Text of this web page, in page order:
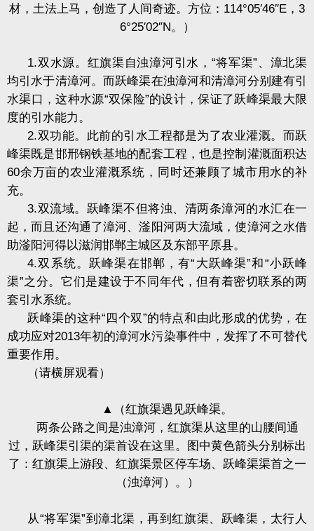
材，土法上马，创造了人间奇迹。方位： 114°05′46″E ， 3
6°25′02″N。）
1.双水源。红旗渠自浊漳河引水，“将军渠”、漳北渠
均引水于清漳河。而跃峰渠在浊漳河和清漳河分别建有引
水渠口，这种水源“双保险”的设计，保证了跃峰渠最大限
度的引水能力。
2.双功能。此前的引水工程都是为了农业灌溉。而跃
峰渠既是邯邢钢铁基地的配套工程，也是控制灌溉面积达
60余万亩的农业灌溉系统，同时还兼顾了城市用水的补
充。
3.双流域。跃峰渠不但将浊、清两条漳河的水汇在一
起，而且还沟通了漳河、滏阳河两大流域，使漳河之水借
助滏阳河得以滋润邯郸主城区及东部平原县。
4.双系统。跃峰渠在邯郸，有“大跃峰渠”和“小跃峰
渠”之分。它们是建设于不同年代，但有着密切联系的两
套引水系统。
跃峰渠的这种“四个双”的特点和由此形成的优势，在
成功应对2013年初的漳河水污染事件中，发挥了不可替代
重要作用。
（请横屏观看）
▲
（红旗渠遇见跃峰渠。
两条公路之间是浊漳河，红旗渠从这里的山腰间通
过，跃峰渠引渠的渠首设在这里。图中黄色箭头分别标出
了：红旗渠上游段、红旗渠景区停车场、跃峰渠渠首之一
（浊漳河）。）
从“将军渠”到漳北渠，再到红旗渠、跃峰渠，太行人